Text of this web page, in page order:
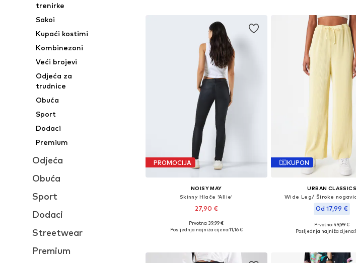
trenirke
Sakoi
Kupaći kostimi
Kombinezoni
Veći brojevi
Odjeća za
trudnice
Obuća
Sport
Dodaci
Premium
Odjeća
Obuća
Sport
Dodaci
Streetwear
Premium
PROMOCIJA
NOISY MAY
Skinny Hlače 'Allie'
27,90 €
Dostupne veličine: 42 x 30, 42 x 32
Prvotno: 39,99 €
Posljednja najniža cijena:11,16 €
KUPON
URBAN CLASSICS
Wide Leg/ Široke
Od 17,99 €
Dostupne veličine: 36, 38,
Prvotno: 49,99 €
Posljednja najniža cijena: